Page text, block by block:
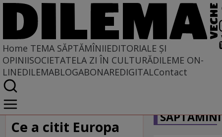
Home TEMA SĂPTĂMÎNIIEDITORIALE ȘI
OPINIISOCIETATELA ZI ÎN CULTURĂDILEME ON-
LINEDILEMABLOGABONAREDIGITALContact
Home
Tema săptămînii
Ce a citit Europa